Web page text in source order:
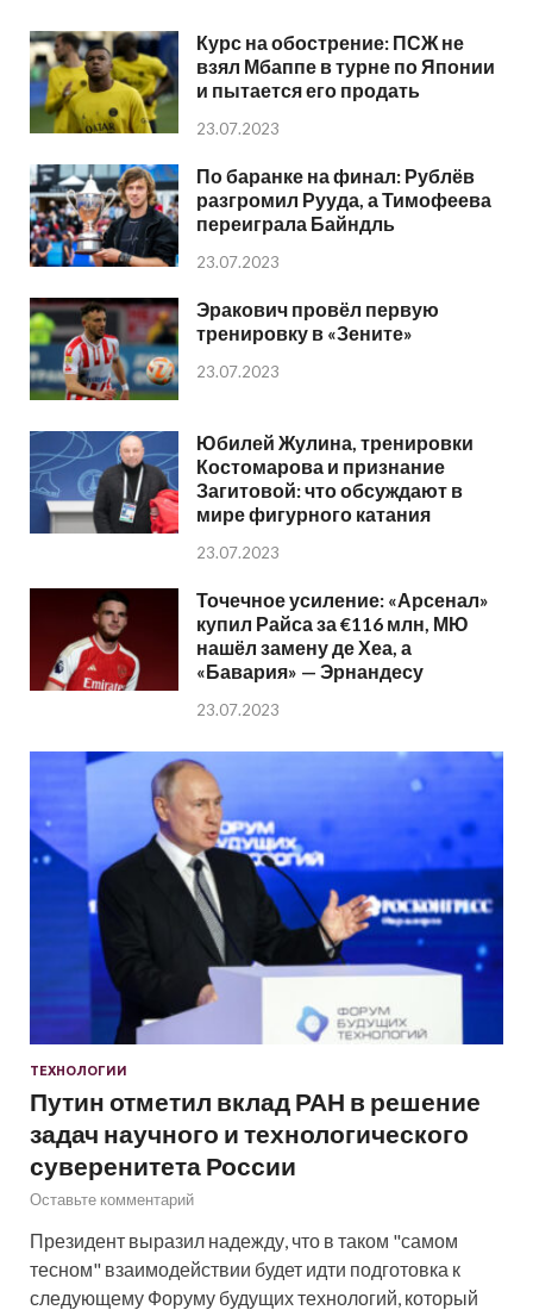
Курс на обострение: ПСЖ не
взял Мбаппе в турне по Японии
и пытается его продать
23.07.2023
По баранке на финал: Рублёв
разгромил Рууда, а Тимофеева
переиграла Байндль
23.07.2023
Эракович провёл первую
тренировку в «Зените»
23.07.2023
Юбилей Жулина, тренировки
Костомарова и признание
Загитовой: что обсуждают в
мире фигурного катания
23.07.2023
Точечное усиление: «Арсенал»
купил Райса за €116 млн, МЮ
нашёл замену де Хеа, а
«Бавария» — Эрнандесу
23.07.2023
ТЕХНОЛОГИИ
Путин отметил вклад РАН в решение
задач научного и технологического
суверенитета России
Оставьте комментарий
Президент выразил надежду, что в таком "самом
тесном" взаимодействии будет идти подготовка к
следующему Форуму будущих технологий, который